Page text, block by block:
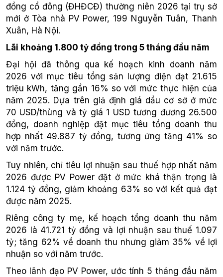
đồng cổ đông (ĐHĐCĐ) thường niên 2026 tại trụ sở
mới ở Tòa nhà PV Power, 199 Nguyễn Tuân, Thanh
Xuân, Hà Nội.
Lãi khoảng 1.800 tỷ đồng trong 5 tháng đầu năm
Đại hội đã thông qua kế hoạch kinh doanh năm
2026 với mục tiêu tổng sản lượng điện đạt 21.615
triệu kWh, tăng gần 16% so với mức thực hiện của
năm 2025. Dựa trên giả định giá dầu cơ sở ở mức
70 USD/thùng và tỷ giá 1 USD tương đương 26.500
đồng, doanh nghiệp đặt mục tiêu tổng doanh thu
hợp nhất 49.887 tỷ đồng, tương ứng tăng 41% so
với năm trước.
Tuy nhiên, chỉ tiêu lợi nhuận sau thuế hợp nhất năm
2026 được PV Power đặt ở mức khá thận trọng là
1.124 tỷ đồng, giảm khoảng 63% so với kết quả đạt
được năm 2025.
Riêng công ty mẹ, kế hoạch tổng doanh thu năm
2026 là 41.721 tỷ đồng và lợi nhuận sau thuế 1.097
tỷ; tăng 62% về doanh thu nhưng giảm 35% về lợi
nhuận so với năm trước.
Theo lãnh đạo PV Power, ước tính 5 tháng đầu năm